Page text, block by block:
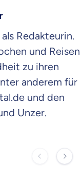
Redakteurin.
und Reisen
zu ihren
anderem für
und den
Unzer.